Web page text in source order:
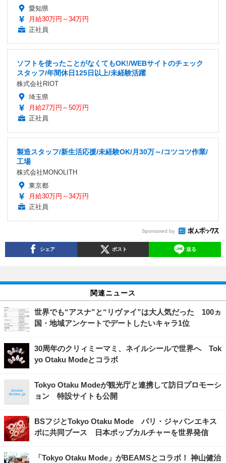
愛知県
月給30万円～34万円
正社員
ソフトを使ったことがなくてもOK!/WEBサイトのチェック
スタッフ/年間休日125日以上/未経験活躍
株式会社RIOT
埼玉県
月給27万円～50万円
正社員
製造スタッフ/新生活応援/未経験OK/月30万～/コツコツ作業/
工場
株式会社MONOLITH
東京都
月給30万円～34万円
正社員
Sponsored by
シェア ポスト 送る
関連ニュース
世界でも“アスナ”と“リヴァイ”は大人気だった 100ヵ
国・地域アンケートでデートしたいキャラ1位
30周年のクリィミーマミ、ネイルシールで世界へ Tok
yo Otaku Modeとコラボ
Tokyo Otaku Modeが観光庁と連携して訪日プロモーシ
ョン 特設サイトも公開
BSフジとTokyo Otaku Mode パリ・ジャパンエキス
ポに共同ブース 日本ポップカルチャーを世界発信
「Tokyo Otaku Mode」がBEAMSとコラボ！ 神山健治